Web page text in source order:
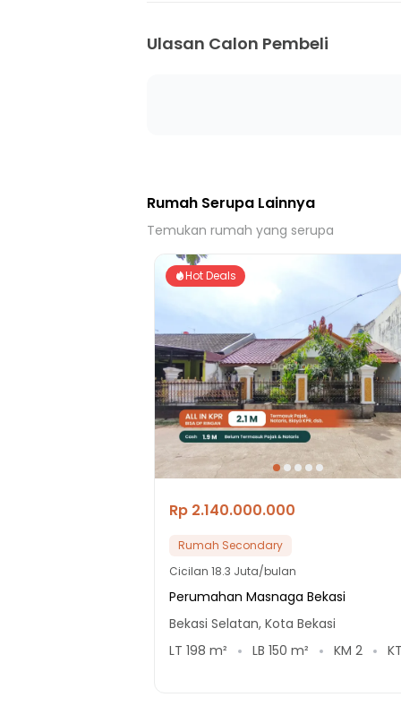
Ulasan Calon Pembeli
Rumah Serupa Lainnya
Temukan rumah yang serupa
Hot Deals
Rp 2.140.000.000
Rumah Secondary
Cicilan 18.3 Juta/bulan
Perumahan Masnaga Bekasi
Bekasi Selatan, Kota Bekasi
LT 198 m² LB 150 m² KM 2 KT